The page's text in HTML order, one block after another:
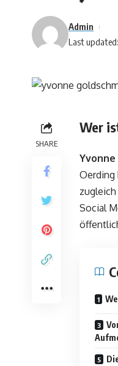
Last
Admin
SHARE
Wer
Oerding
Social